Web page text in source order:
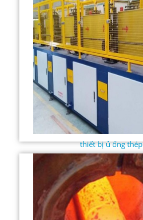
thiết bị ủ ống thép